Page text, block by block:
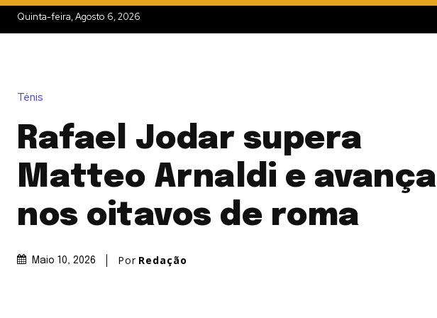
Quinta-feira, Agosto 6, 2026
Ténis
Rafael Jodar supera
Matteo Arnaldi e avança
nos oitavos de roma
Maio 10, 2026 Por Redação